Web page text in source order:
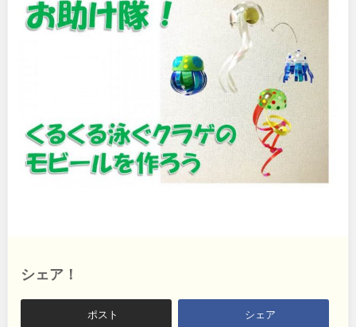
群馬 埼玉
甲信越・東海・北陸
山梨 長野
花の名所
プレーパーク
屋根付き遊び場
キャンプ場
バスケットゴール
ライトアップ
イルミネーション
イベント
交通公園
健康遊具
ゲートボール
シェア！
ポスト シェア